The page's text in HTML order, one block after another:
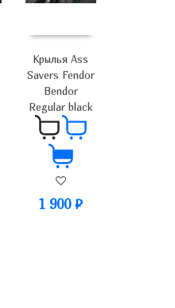
Крылья Ass
Savers Fendor
Bendor
Regular black
1 900₽